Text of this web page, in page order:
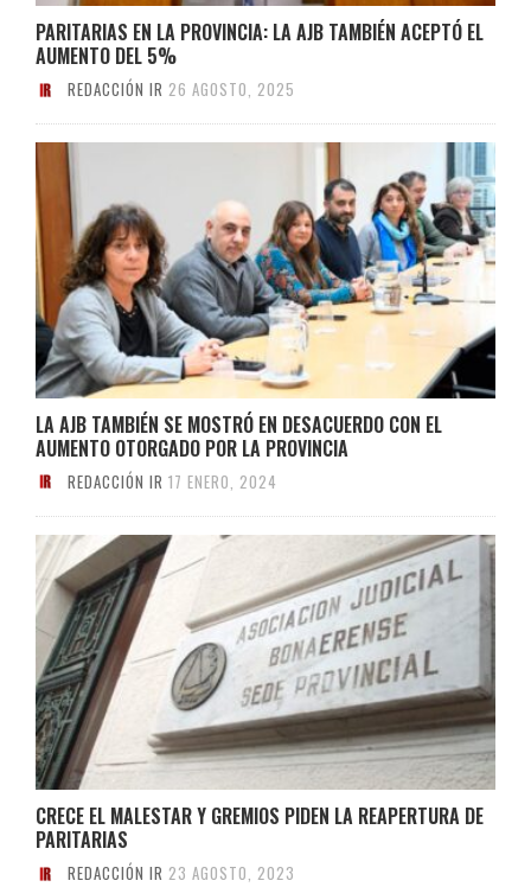
PARITARIAS EN LA PROVINCIA: LA AJB TAMBIÉN ACEPTÓ EL
AUMENTO DEL 5%
REDACCIÓN IR 26 AGOSTO, 2025
LA AJB TAMBIÉN SE MOSTRÓ EN DESACUERDO CON EL
AUMENTO OTORGADO POR LA PROVINCIA
REDACCIÓN IR 17 ENERO, 2024
CRECE EL MALESTAR Y GREMIOS PIDEN LA REAPERTURA DE
PARITARIAS
REDACCIÓN IR 23 AGOSTO, 2023